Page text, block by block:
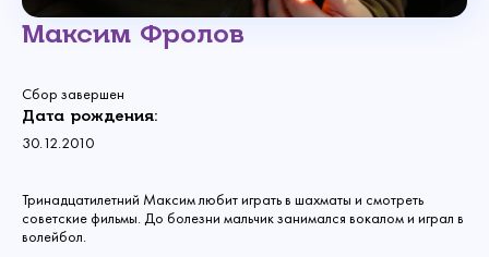
Максим Фролов
Сбор завершен
Дата рождения:
30.12.2010
Тринадцатилетний Максим любит играть в шахматы и смотреть
советские фильмы. До болезни мальчик занимался вокалом и играл в
волейбол.